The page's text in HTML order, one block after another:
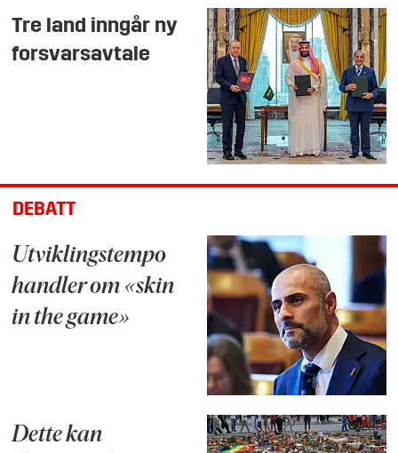
Tre land inngår ny
forsvarsavtale
DEBATT
Utviklingstempo
handler om «skin
in the game»
Dette kan